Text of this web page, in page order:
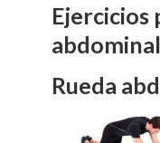
Ejercicios
Rueda